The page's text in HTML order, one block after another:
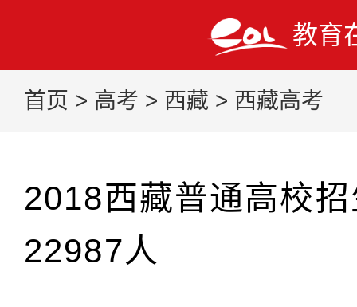
教育
首页 > 高考 > 西藏 > 西藏高考
2018西藏普通高校
22987人